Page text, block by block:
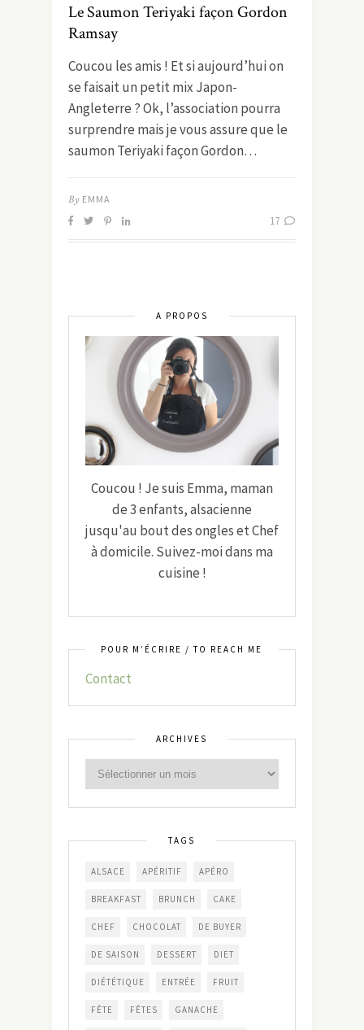
Le Saumon Teriyaki façon Gordon
Ramsay
Coucou les amis ! Et si aujourd’hui on
se faisait un petit mix Japon-
Angleterre ? Ok, l’association pourra
surprendre mais je vous assure que le
saumon Teriyaki façon Gordon…
By EMMA
17
A PROPOS
Coucou ! Je suis Emma, maman
de 3 enfants, alsacienne
jusqu'au bout des ongles et Chef
à domicile. Suivez-moi dans ma
cuisine !
POUR M’ÉCRIRE / TO REACH ME
Contact
ARCHIVES
TAGS
ALSACE APÉRITIF APÉRO
BREAKFAST BRUNCH CAKE
CHEF CHOCOLAT DE BUYER
DE SAISON DESSERT DIET
DIÉTÉTIQUE ENTRÉE FRUIT
FÊTE FÊTES GANACHE